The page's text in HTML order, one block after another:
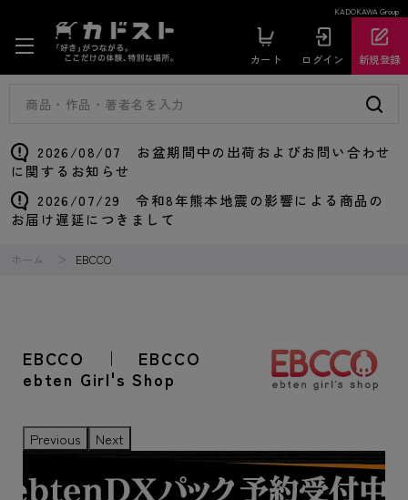
KADOKAWA Group
カート ログイン 新規登録
2026/08/07 お盆期間中の出荷およびお問い合わせ
に関するお知らせ
2026/07/29 令和8年熊本地震の影響による商品の
お届け遅延につきまして
ホーム EBCCO
EBCCO ｜ EBCCO
ebten Girl's Shop
Previous Next